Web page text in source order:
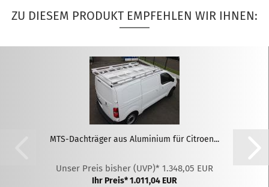
ZU DIESEM PRODUKT EMPFEHLEN WIR IHNEN:
MTS-Dachträger aus Aluminium für Citroen...
Unser Preis bisher (UVP)* 1.348,05 EUR
Ihr Preis* 1.011,04 EUR